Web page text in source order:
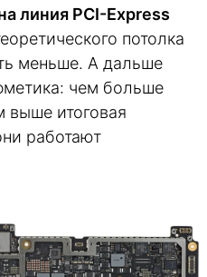
линия PCI-Express
потолка
меньше. А дальше
чем больше
выше итоговая
работают